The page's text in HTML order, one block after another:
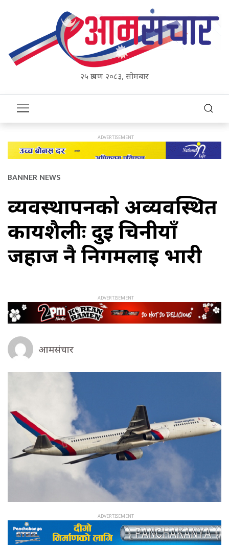
२५ श्रावण २०८३, सोमबार
BANNER NEWS
व्यवस्थापनको अव्यवस्थित
कार्यशैलीः दुई चिनीयाँ
जहाज नै निगमलाई भारी
आमसंचार